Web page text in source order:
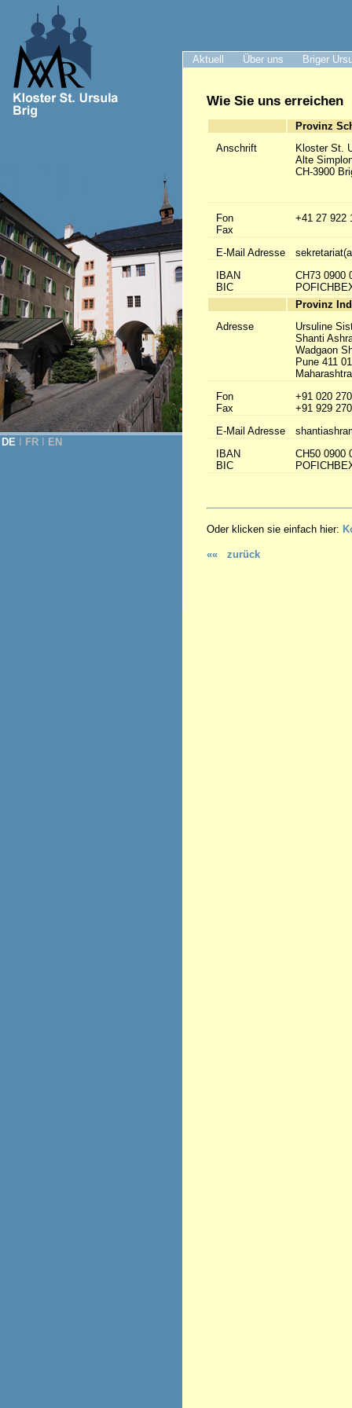
Aktuell Über uns Briger
DE FR EN
Wie Sie uns erreichen
Provinz
Anschrift
Kloster St.
Alte
CH-3900
Fon
Fax
+41 27 922
E-Mail Adresse
IBAN
BIC
CH73 0900
Provinz
Adresse
Ursuline
Shanti
Wadgaon
Pune 411
Fon
Fax
+91 020
+91 929
E-Mail Adresse
IBAN
BIC
CH50 0900
Oder klicken sie einfach hier:
«« zurück